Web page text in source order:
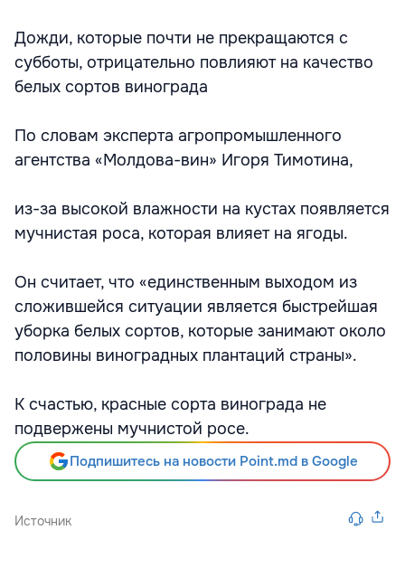
Дожди, которые почти не прекращаются с
субботы, отрицательно повлияют на качество
белых сортов винограда
По словам эксперта агропромышленного
агентства «Молдова-вин» Игоря Тимотина,
из-за высокой влажности на кустах появляется
мучнистая роса, которая влияет на ягоды.
Он считает, что «единственным выходом из
сложившейся ситуации является быстрейшая
уборка белых сортов, которые занимают около
половины виноградных плантаций страны».
К счастью, красные сорта винограда не
подвержены мучнистой росе.
Подпишитесь на новости Point.md в Google
Источник